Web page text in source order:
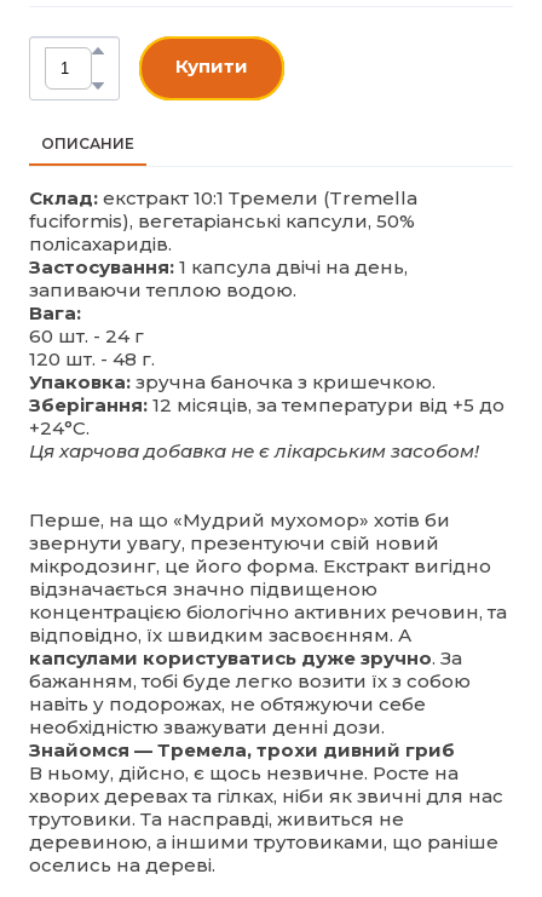
Купити
ОПИСАНИЕ
Склад: екстракт 10:1 Тремели (Tremella
fuciformis), вегетаріанські капсули, 50%
полісахаридів.
Застосування: 1 капсула двічі на день,
запиваючи теплою водою.
Вага:
60 шт. - 24 г
120 шт. - 48 г.
Упаковка: зручна баночка з кришечкою.
Зберігання: 12 місяців, за температури від +5 до
+24°C.
Ця харчова добавка не є лікарським засобом!
Перше, на що «Мудрий мухомор» хотів би
звернути увагу, презентуючи свій новий
мікродозинг, це його форма. Екстракт вигідно
відзначається значно підвищеною
концентрацією біологічно активних речовин, та
відповідно, їх швидким засвоєнням. А
капсулами користуватись дуже зручно. За
бажанням, тобі буде легко возити їх з собою
навіть у подорожах, не обтяжуючи себе
необхідністю зважувати денні дози.
Знайомся — Тремела, трохи дивний гриб
В ньому, дійсно, є щось незвичне. Росте на
хворих деревах та гілках, ніби як звичні для нас
трутовики. Та насправді, живиться не
деревиною, а іншими трутовиками, що раніше
оселись на дереві.